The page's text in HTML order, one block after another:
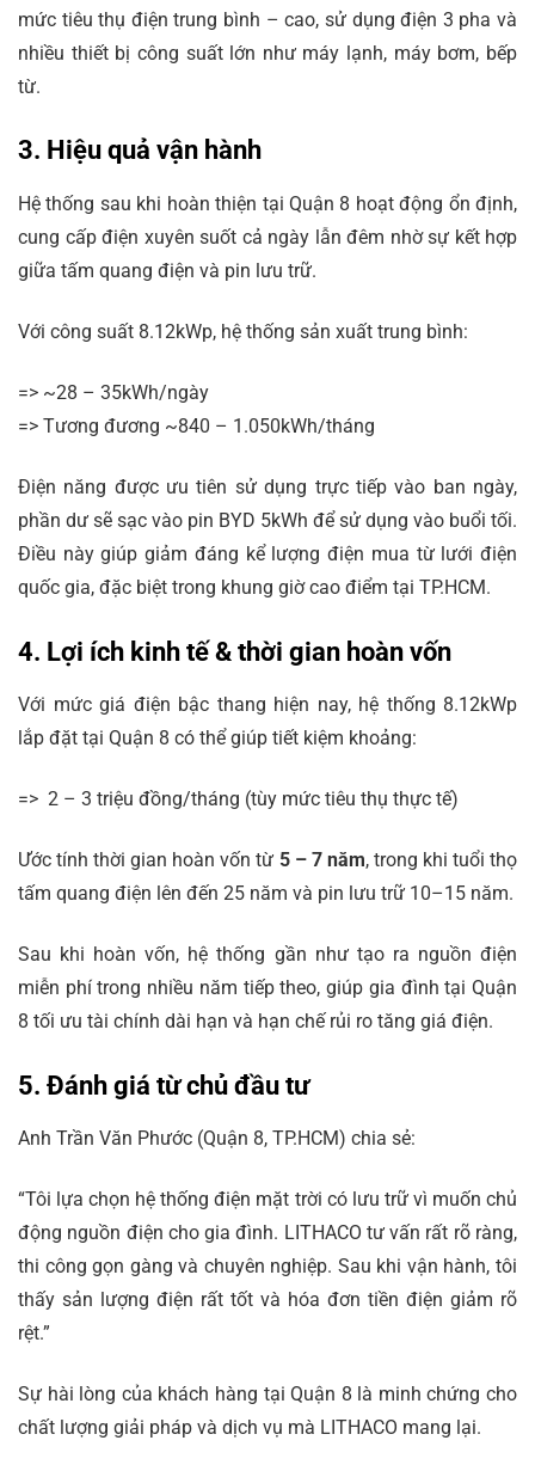
mức tiêu thụ điện trung bình – cao, sử dụng điện 3 pha và
nhiều thiết bị công suất lớn như máy lạnh, máy bơm, bếp
từ.
3. Hiệu quả vận hành
Hệ thống sau khi hoàn thiện tại Quận 8 hoạt động ổn định,
cung cấp điện xuyên suốt cả ngày lẫn đêm nhờ sự kết hợp
giữa tấm quang điện và pin lưu trữ.
Với công suất 8.12kWp, hệ thống sản xuất trung bình:
=> ~28 – 35kWh/ngày
=> Tương đương ~840 – 1.050kWh/tháng
Điện năng được ưu tiên sử dụng trực tiếp vào ban ngày,
phần dư sẽ sạc vào pin BYD 5kWh để sử dụng vào buổi tối.
Điều này giúp giảm đáng kể lượng điện mua từ lưới điện
quốc gia, đặc biệt trong khung giờ cao điểm tại TP.HCM.
4. Lợi ích kinh tế & thời gian hoàn vốn
Với mức giá điện bậc thang hiện nay, hệ thống 8.12kWp
lắp đặt tại Quận 8 có thể giúp tiết kiệm khoảng:
=> 2 – 3 triệu đồng/tháng (tùy mức tiêu thụ thực tế)
Ước tính thời gian hoàn vốn từ 5 – 7 năm, trong khi tuổi thọ
tấm quang điện lên đến 25 năm và pin lưu trữ 10–15 năm.
Sau khi hoàn vốn, hệ thống gần như tạo ra nguồn điện
miễn phí trong nhiều năm tiếp theo, giúp gia đình tại Quận
8 tối ưu tài chính dài hạn và hạn chế rủi ro tăng giá điện.
5. Đánh giá từ chủ đầu tư
Anh Trần Văn Phước (Quận 8, TP.HCM) chia sẻ:
“Tôi lựa chọn hệ thống điện mặt trời có lưu trữ vì muốn chủ
động nguồn điện cho gia đình. LITHACO tư vấn rất rõ ràng,
thi công gọn gàng và chuyên nghiệp. Sau khi vận hành, tôi
thấy sản lượng điện rất tốt và hóa đơn tiền điện giảm rõ
rệt.”
Sự hài lòng của khách hàng tại Quận 8 là minh chứng cho
chất lượng giải pháp và dịch vụ mà LITHACO mang lại.